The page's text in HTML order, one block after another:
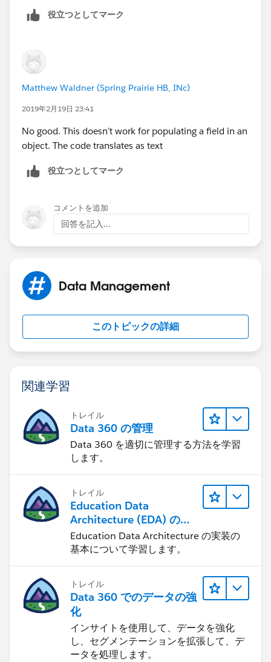
役立つとしてマーク
Matthew Waldner (Spring Prairie HB, INc)
2019年2月19日 23:41
No good. This doesn’t work for populating a field in an
object. The code translates as text
役立つとしてマーク
コメントを追加
回答を記入...
Data Management
このトピックの詳細
関連学習
トレイル
Data 360 の管理
Data 360 を適切に管理する方法を学習
します。
トレイル
Education Data
Architecture (EDA) の管
理
Education Data Architecture の実装の
基本について学習します。
トレイル
Data 360 でのデータの強
化
インサイトを使用して、データを強化
し、セグメンテーションを拡張して、デ
ータを処理します。